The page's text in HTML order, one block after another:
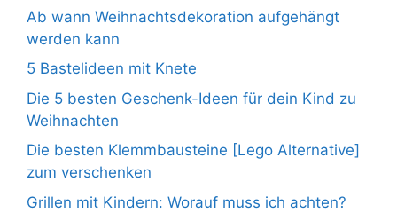
Ab wann Weihnachtsdekoration aufgehängt
werden kann
5 Bastelideen mit Knete
Die 5 besten Geschenk-Ideen für dein Kind zu
Weihnachten
Die besten Klemmbausteine [Lego Alternative]
zum verschenken
Grillen mit Kindern: Worauf muss ich achten?